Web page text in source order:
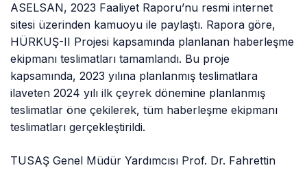
ASELSAN, 2023 Faaliyet Raporu’nu resmi internet
sitesi üzerinden kamuoyu ile paylaştı. Rapora göre,
HÜRKUŞ-II Projesi kapsamında planlanan haberleşme
ekipmanı teslimatları tamamlandı. Bu proje
kapsamında, 2023 yılına planlanmış teslimatlara
ilaveten 2024 yılı ilk çeyrek dönemine planlanmış
teslimatlar öne çekilerek, tüm haberleşme ekipmanı
teslimatları gerçekleştirildi.
TUSAŞ Genel Müdür Yardımcısı Prof. Dr. Fahrettin